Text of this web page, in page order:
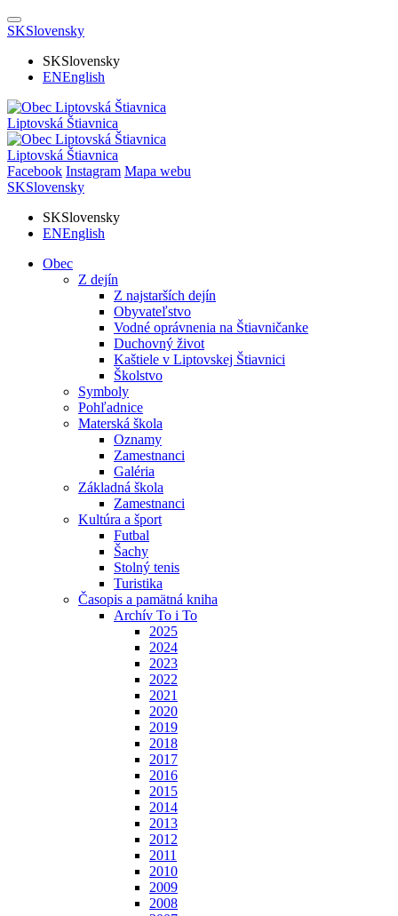
SKSlovensky
SKSlovensky
ENEnglish
Liptovská Štiavnica
Liptovská Štiavnica
Facebook Instagram Mapa webu
SKSlovensky
SKSlovensky
ENEnglish
Obec
Z dejín
Z najstarších dejín
Obyvateľstvo
Vodné oprávnenia na Štiavničanke
Duchovný život
Kaštiele v Liptovskej Štiavnici
Školstvo
Symboly
Pohľadnice
Materská škola
Oznamy
Zamestnanci
Galéria
Základná škola
Zamestnanci
Kultúra a šport
Futbal
Šachy
Stolný tenis
Turistika
Časopis a pamätná kniha
Archív To i To
2025
2024
2023
2022
2021
2020
2019
2018
2017
2016
2015
2014
2013
2012
2011
2010
2009
2008